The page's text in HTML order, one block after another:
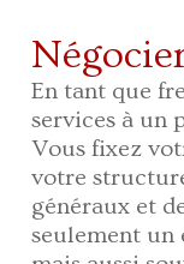
En tant que
services à un
Vous fixez
votre
généraux et
seulement un